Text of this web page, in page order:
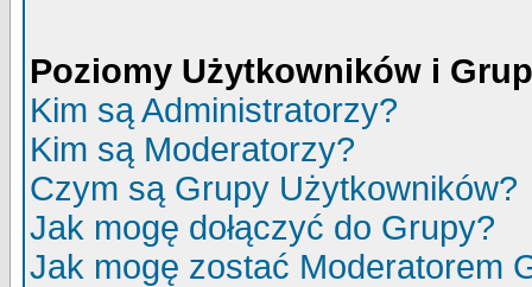
Poziomy Użytkowników i
Kim są Administratorzy?
Kim są Moderatorzy?
Czym są Grupy Użytkowników?
Jak mogę dołączyć do Grupy?
Jak mogę zostać Moderatorem